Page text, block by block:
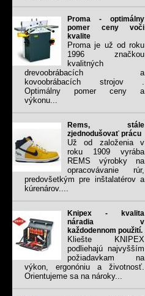
Proma - optimálny
pomer ceny voči
kvalite
Proma je už od roku
1996 značkou
kvalitných
drevoobrábacích a
kovoobrábacích strojov .
Optimálny pomer ceny a
výkonu...
Rems, stále
zjednodušovať prácu
Už od založenia v
roku 1909 vyrába
REMS výrobky na
opracovávanie rúr,
predovšetkým pre inštalatérov a
kúrenárov....
Knipex - kvalita
náradia v
každodennom použití.
Kliešte KNIPEX
podliehajú najvyšším
požiadavkam na
výkon, ergonóniu a životnosť.
Orientujeme sa na nároky...